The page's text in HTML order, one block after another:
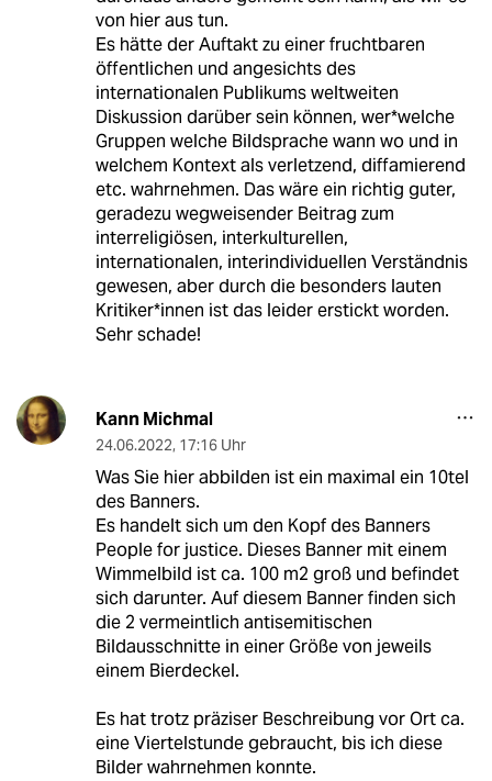
von hier aus tun.
Es hätte der Auftakt zu einer fruchtbaren
öffentlichen und angesichts des
internationalen Publikums weltweiten
Diskussion darüber sein können, wer*welche
Gruppen welche Bildsprache wann wo und in
welchem Kontext als verletzend, diffamierend
etc. wahrnehmen. Das wäre ein richtig guter,
geradezu wegweisender Beitrag zum
interreligiösen, interkulturellen,
internationalen, interindividuellen Verständnis
gewesen, aber durch die besonders lauten
Kritiker*innen ist das leider erstickt worden.
Sehr schade!
Kann Michmal
24.06.2022, 17:16 Uhr
Was Sie hier abbilden ist ein maximal ein 10tel
des Banners.
Es handelt sich um den Kopf des Banners
People for justice. Dieses Banner mit einem
Wimmelbild ist ca. 100 m2 groß und befindet
sich darunter. Auf diesem Banner finden sich
die 2 vermeintlich antisemitischen
Bildausschnitte in einer Größe von jeweils
einem Bierdeckel.
Es hat trotz präziser Beschreibung vor Ort ca.
eine Viertelstunde gebraucht, bis ich diese
Bilder wahrnehmen konnte.